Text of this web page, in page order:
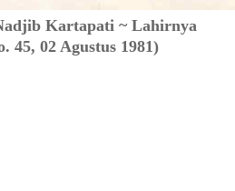
Kartapati ~ Lahirnya
45, 02 Agustus 1981)